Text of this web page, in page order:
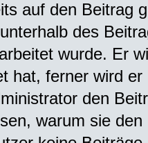
auf den Beitrag
des
wurde. Er
hat, ferner wird
den
warum sie